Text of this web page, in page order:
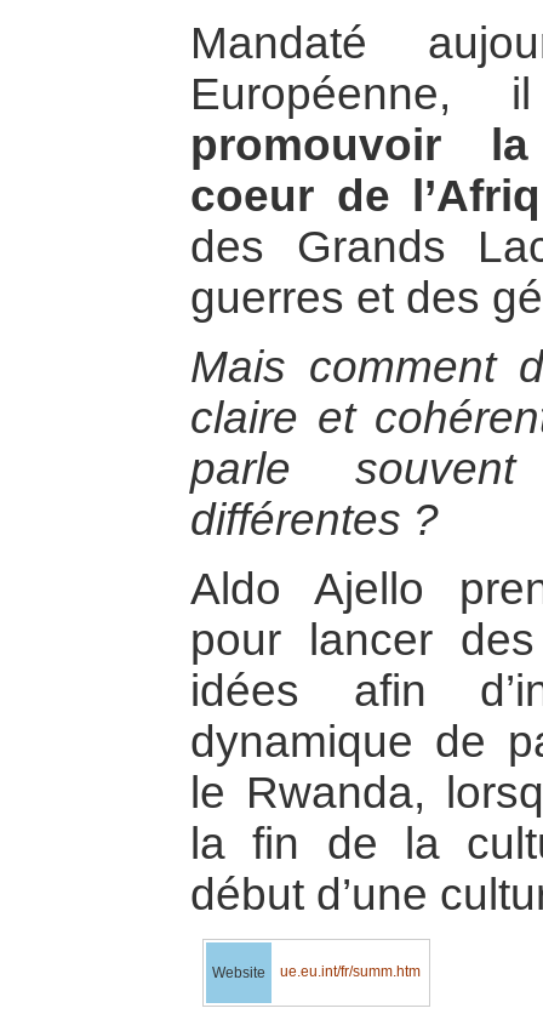
Mandaté
promouvoir
coeur de
des Grands
guerres et des
Mais comment
claire et
parle
différentes ?
Aldo Ajello
pour lancer
idées afin
dynamique de
le Rwanda,
la fin de la
début d’une
Website ue.eu.int/fr/summ.htm